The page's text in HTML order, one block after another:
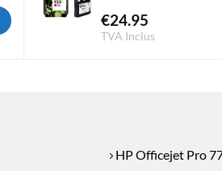
HP 903 XL Magenta
€24.95
TVA Inclus
HP Officejet Pro